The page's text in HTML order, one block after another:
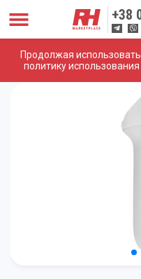
Продолжая
политику
+38
Главная/УЗИ Аппараты/